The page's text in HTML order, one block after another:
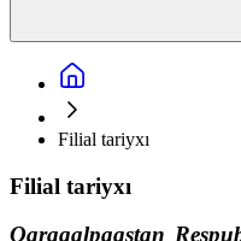
Filial tariyxı
Filial tariyxı
Qaraqalpaqstan